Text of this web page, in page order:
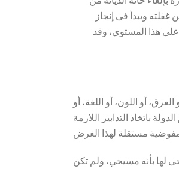
ويبدأ فى إنجاز
على هذا المستوي، وقد
أو اللون، أو اللغة، أو
باتخاذ التدابير اللازمة
لها بأنه مسيحي، ولم تكن